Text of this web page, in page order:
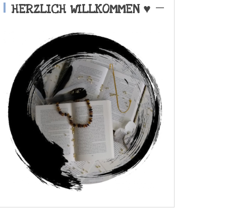
HERZLICH WILLKOMMEN ♥